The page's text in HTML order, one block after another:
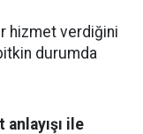
hizmet verdiğini
durumda
anlayışı ile